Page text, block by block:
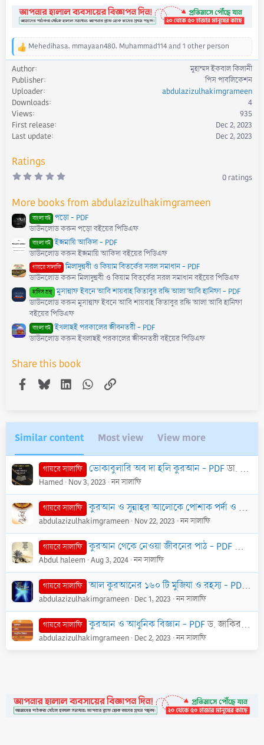
R
e
a
c
t
i
o
n
s
Mehedihasa, mmayaan480, Muhammad114and 1 other person
Author
মুহাম্মদ ইকবাল কিলানী
Publisher
পিস পাবলিকেশন
Uploader
abdulazizulhakimgrameen
Downloads
4
Views
935
First release
Dec 2, 2023
Last update
Dec 2, 2023
Ratings
0
0
s
t
a
r
s
)
0 ratings
More books from abdulazizulhakimgrameen
বাংলা বই পড়ো - PDF
ডাউনলোড করুন পড়ো বইয়ের পিডিএফ
বাংলা বই ইজমায়ি আকিদা - PDF
ডাউনলোড করুন ইজমায়ি আকিদা বইয়ের পিডিএফ
গায়রে সালাফি মিলাদুন্নবী ও কিয়াম বিতর্কের সরল সমাধান - PDF
ডাউনলোড করুন মিলাদুন্নবী ও কিয়াম বিতর্কের সরল সমাধান বইয়ের পিডিএফ
হাদিস গ্রন্থ মুসান্নাফ ইবনে আবি শায়বাহ কিতাবুর রদ্দি আলা আবি হানিফা - PDF
ডাউনলোড করুন মুসান্নাফ ইবনে আবি শায়বাহ কিতাবুর রদ্দি আলা আবি হানিফা
বইয়ের পিডিএফ
বাংলা বই ইখলাছই পরকালের জীবনতরী - PDF
ডাউনলোড করুন ইখলাছই পরকালের জীবনতরী বইয়ের পিডিএফ
Share this book
Facebook
BlueskyLinkedInWhatsApp
Link
Similar content Most view View more
গায়রে সালাফি ভোকাবুলারি অব দা হলি কুরআন - PDFডা. মুহাম্মাদ হুমায়ূন কবীর
Hamed Nov 3, 2023 নন সালাফি
গায়রে সালাফি কুরআন ও সুন্নাহর আলোকে পোশাক পর্দা ও দেহসজ্জা - PDF
abdulazizulhakimgrameen Nov 22, 2023 নন সালাফি
গায়রে সালাফি কুরআন থেকে নেওয়া জীবনের পাঠ - PDF আরিফ
Abdul haleem Aug 3, 2024 নন সালাফি
গায়রে সালাফি আল কুরআনের ১৬০ টি মুজিযা ও রহস্য - PDF ড.
abdulazizulhakimgrameen Dec 1, 2023 নন সালাফি
গায়রে সালাফি কুরআন ও আধুনিক বিজ্ঞান - PDFড. জাকির নায়েক
abdulazizulhakimgrameen Dec 2, 2023 নন সালাফি